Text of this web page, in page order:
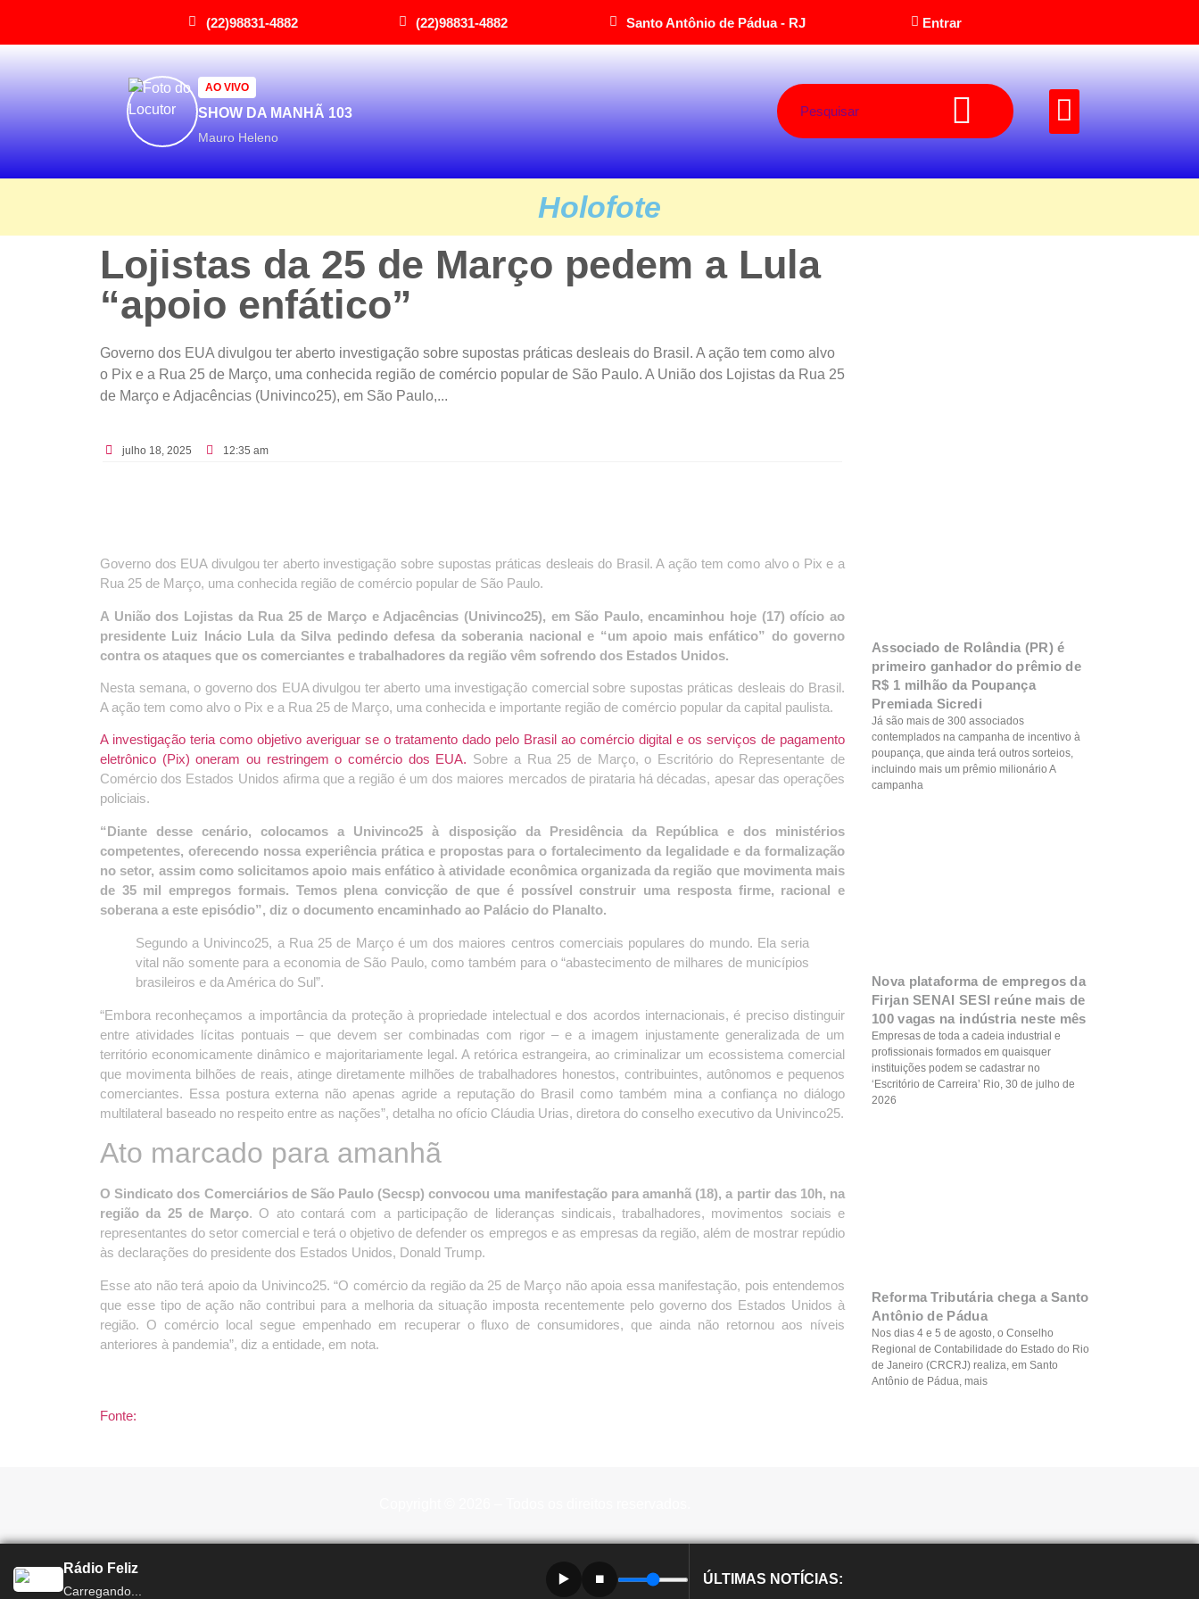
(22)98831-4882 (22)98831-4882 Santo Antônio de Pádua - RJ Entrar
AO VIVO
SHOW DA MANHÃ 103
Mauro Heleno
Holofote
Lojistas da 25 de Março pedem a Lula
“apoio enfático”
Governo dos EUA divulgou ter aberto investigação sobre supostas práticas desleais do Brasil. A ação tem como alvo
o Pix e a Rua 25 de Março, uma conhecida região de comércio popular de São Paulo. A União dos Lojistas da Rua 25
de Março e Adjacências (Univinco25), em São Paulo,...
julho 18, 2025 12:35 am
Governo dos EUA divulgou ter aberto investigação sobre supostas práticas desleais do Brasil. A ação tem como alvo o Pix e a
Rua 25 de Março, uma conhecida região de comércio popular de São Paulo.
A União dos Lojistas da Rua 25 de Março e Adjacências (Univinco25), em São Paulo, encaminhou hoje (17) ofício ao
presidente Luiz Inácio Lula da Silva pedindo defesa da soberania nacional e “um apoio mais enfático” do governo
contra os ataques que os comerciantes e trabalhadores da região vêm sofrendo dos Estados Unidos.
Nesta semana, o governo dos EUA divulgou ter aberto uma investigação comercial sobre supostas práticas desleais do Brasil.
A ação tem como alvo o Pix e a Rua 25 de Março, uma conhecida e importante região de comércio popular da capital paulista.
A investigação teria como objetivo averiguar se o tratamento dado pelo Brasil ao comércio digital e os serviços de pagamento
eletrônico (Pix) oneram ou restringem o comércio dos EUA. Sobre a Rua 25 de Março, o Escritório do Representante de
Comércio dos Estados Unidos afirma que a região é um dos maiores mercados de pirataria há décadas, apesar das operações
policiais.
“Diante desse cenário, colocamos a Univinco25 à disposição da Presidência da República e dos ministérios
competentes, oferecendo nossa experiência prática e propostas para o fortalecimento da legalidade e da formalização
no setor, assim como solicitamos apoio mais enfático à atividade econômica organizada da região que movimenta mais
de 35 mil empregos formais. Temos plena convicção de que é possível construir uma resposta firme, racional e
soberana a este episódio”, diz o documento encaminhado ao Palácio do Planalto.
Segundo a Univinco25, a Rua 25 de Março é um dos maiores centros comerciais populares do mundo. Ela seria
vital não somente para a economia de São Paulo, como também para o “abastecimento de milhares de municípios
brasileiros e da América do Sul”.
“Embora reconheçamos a importância da proteção à propriedade intelectual e dos acordos internacionais, é preciso distinguir
entre atividades lícitas pontuais – que devem ser combinadas com rigor – e a imagem injustamente generalizada de um
território economicamente dinâmico e majoritariamente legal. A retórica estrangeira, ao criminalizar um ecossistema comercial
que movimenta bilhões de reais, atinge diretamente milhões de trabalhadores honestos, contribuintes, autônomos e pequenos
comerciantes. Essa postura externa não apenas agride a reputação do Brasil como também mina a confiança no diálogo
multilateral baseado no respeito entre as nações”, detalha no ofício Cláudia Urias, diretora do conselho executivo da Univinco25.
Ato marcado para amanhã
O Sindicato dos Comerciários de São Paulo (Secsp) convocou uma manifestação para amanhã (18), a partir das 10h, na
região da 25 de Março. O ato contará com a participação de lideranças sindicais, trabalhadores, movimentos sociais e
representantes do setor comercial e terá o objetivo de defender os empregos e as empresas da região, além de mostrar repúdio
às declarações do presidente dos Estados Unidos, Donald Trump.
Esse ato não terá apoio da Univinco25. “O comércio da região da 25 de Março não apoia essa manifestação, pois entendemos
que esse tipo de ação não contribui para a melhoria da situação imposta recentemente pelo governo dos Estados Unidos à
região. O comércio local segue empenhado em recuperar o fluxo de consumidores, que ainda não retornou aos níveis
anteriores à pandemia”, diz a entidade, em nota.
Fonte:
Associado de Rolândia (PR) é
primeiro ganhador do prêmio de
R$ 1 milhão da Poupança
Premiada Sicredi
Já são mais de 300 associados
contemplados na campanha de incentivo à
poupança, que ainda terá outros sorteios,
incluindo mais um prêmio milionário A
campanha
Nova plataforma de empregos da
Firjan SENAI SESI reúne mais de
100 vagas na indústria neste mês
Empresas de toda a cadeia industrial e
profissionais formados em quaisquer
instituições podem se cadastrar no
‘Escritório de Carreira’ Rio, 30 de julho de
2026
Reforma Tributária chega a Santo
Antônio de Pádua
Nos dias 4 e 5 de agosto, o Conselho
Regional de Contabilidade do Estado do Rio
de Janeiro (CRCRJ) realiza, em Santo
Antônio de Pádua, mais
Total Print Rádio
Rádio Feliz
Carregando...
▶️ ⏹️ ÚLTIMAS NOTÍCIAS: